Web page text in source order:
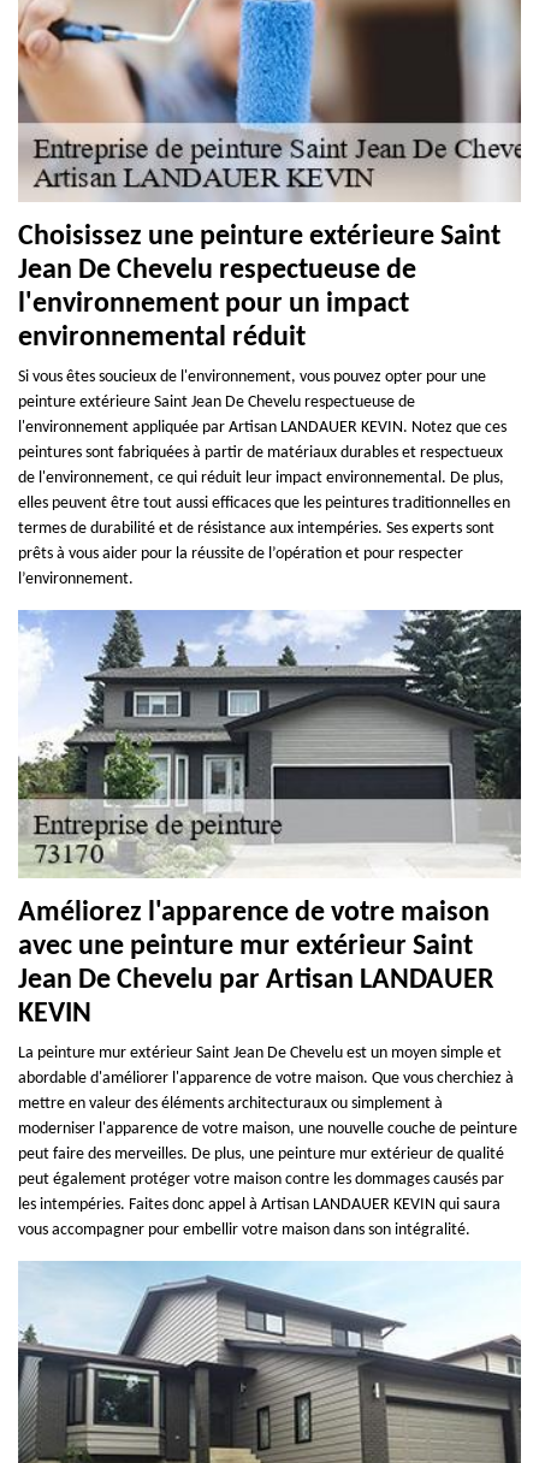
Choisissez une peinture extérieure Saint
Jean De Chevelu respectueuse de
l'environnement pour un impact
environnemental réduit
Si vous êtes soucieux de l'environnement, vous pouvez opter pour une
peinture extérieure Saint Jean De Chevelu respectueuse de
l'environnement appliquée par Artisan LANDAUER KEVIN. Notez que ces
peintures sont fabriquées à partir de matériaux durables et respectueux
de l'environnement, ce qui réduit leur impact environnemental. De plus,
elles peuvent être tout aussi efficaces que les peintures traditionnelles en
termes de durabilité et de résistance aux intempéries. Ses experts sont
prêts à vous aider pour la réussite de l’opération et pour respecter
l’environnement.
Améliorez l'apparence de votre maison
avec une peinture mur extérieur Saint
Jean De Chevelu par Artisan LANDAUER
KEVIN
La peinture mur extérieur Saint Jean De Chevelu est un moyen simple et
abordable d'améliorer l'apparence de votre maison. Que vous cherchiez à
mettre en valeur des éléments architecturaux ou simplement à
moderniser l'apparence de votre maison, une nouvelle couche de peinture
peut faire des merveilles. De plus, une peinture mur extérieur de qualité
peut également protéger votre maison contre les dommages causés par
les intempéries. Faites donc appel à Artisan LANDAUER KEVIN qui saura
vous accompagner pour embellir votre maison dans son intégralité.